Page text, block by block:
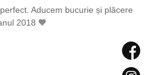
Aducem bucurie și plăcere
2018 🧡